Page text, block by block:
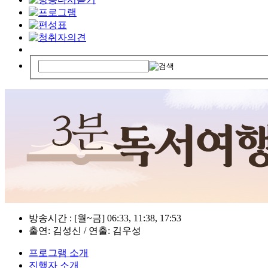
방송시간 : [월~금] 06:33, 11:38, 17:53
출연: 김성신 / 연출: 김우성
프로그램 소개
진행자 소개